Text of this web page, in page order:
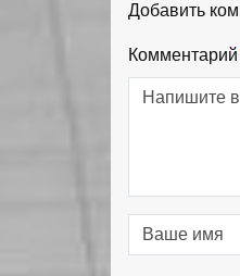
Добавить
Комментарий